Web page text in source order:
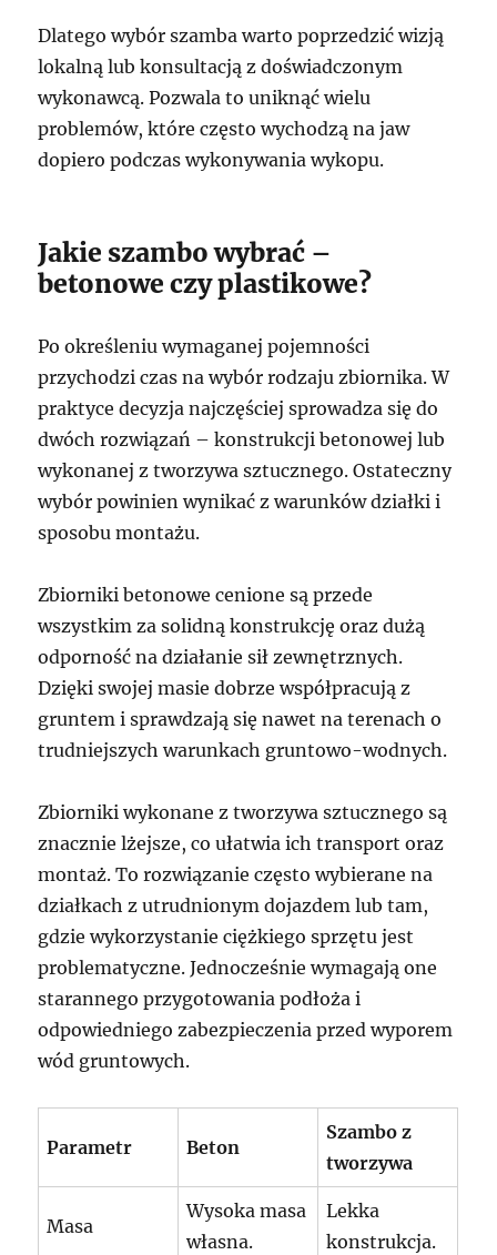
Dlatego wybór szamba warto poprzedzić wizją
lokalną lub konsultacją z doświadczonym
wykonawcą. Pozwala to uniknąć wielu
problemów, które często wychodzą na jaw
dopiero podczas wykonywania wykopu.
Jakie szambo wybrać –
betonowe czy plastikowe?
Po określeniu wymaganej pojemności
przychodzi czas na wybór rodzaju zbiornika. W
praktyce decyzja najczęściej sprowadza się do
dwóch rozwiązań – konstrukcji betonowej lub
wykonanej z tworzywa sztucznego. Ostateczny
wybór powinien wynikać z warunków działki i
sposobu montażu.
Zbiorniki betonowe cenione są przede
wszystkim za solidną konstrukcję oraz dużą
odporność na działanie sił zewnętrznych.
Dzięki swojej masie dobrze współpracują z
gruntem i sprawdzają się nawet na terenach o
trudniejszych warunkach gruntowo-wodnych.
Zbiorniki wykonane z tworzywa sztucznego są
znacznie lżejsze, co ułatwia ich transport oraz
montaż. To rozwiązanie często wybierane na
działkach z utrudnionym dojazdem lub tam,
gdzie wykorzystanie ciężkiego sprzętu jest
problematyczne. Jednocześnie wymagają one
starannego przygotowania podłoża i
odpowiedniego zabezpieczenia przed wyporem
wód gruntowych.
Parametr Beton
Szambo z
tworzywa
Masa
Wysoka masa
własna.
Lekka
konstrukcja.